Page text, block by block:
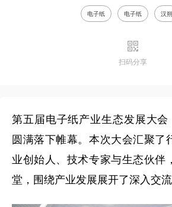
电子纸 电子纸 汉朔
扫码分享
第五届电子纸产业生态发展大会
圆满落下帷幕。本次大会汇聚了
业创始人、技术专家与生态伙伴
堂，围绕产业发展展开了深入交流